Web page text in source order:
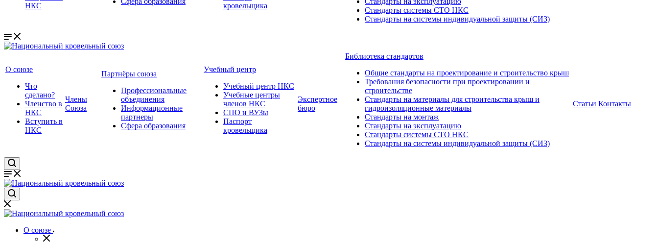
НКС
кровельщика
Стандарты системы СТО НКС
Стандарты на системы индивидуальной защиты (СИЗ)
О союзе
Что
сделано?
Членство в
НКС
Вступить в
НКС
Члены
Союза
Партнёры союза
Профессиональные
объединения
Информационные
партнеры
Сфера образования
Учебный центр
Учебный центр НКС
Учебные центры
членов НКС
СПО и ВУЗы
Паспорт
кровельщика
Экспертное
бюро
Библиотека стандартов
Общие стандарты на проектирование и строительство крыш
Требования безопасности при проектировании и
строительстве
Стандарты на материалы для строительства крыш и
гидроизоляционные материалы
Стандарты на монтаж
Стандарты на эксплуатацию
Стандарты системы СТО НКС
Стандарты на системы индивидуальной защиты (СИЗ)
Статьи Контакты
О союзе